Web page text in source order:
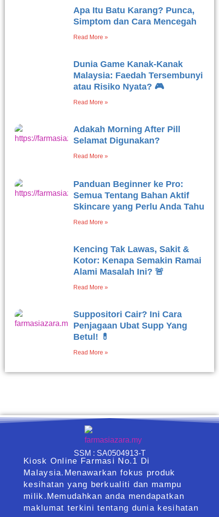
Apa Itu Batu Karang? Punca,
Simptom dan Cara Mencegah
Read More »
Dunia Game Kanak-Kanak
Malaysia: Faedah Tersembunyi
atau Risiko Nyata? 🎮
Read More »
Adakah Morning After Pill
Selamat Digunakan?
Read More »
Panduan Beginner ke Pro:
Semua Tentang Bahan Aktif
Skincare yang Perlu Anda Tahu
Read More »
Kencing Tak Lawas, Sakit &
Kotor: Kenapa Semakin Ramai
Alami Masalah Ini? 🚨
Read More »
Suppositori Cair? Ini Cara
Penjagaan Ubat Supp Yang
Betul! 💊
Read More »
SSM : SA0504913-T
Kiosk Online Farmasi No.1 Di
Malaysia.Menawarkan fokus produk
kesihatan yang berkualiti dan mampu
milik.Memudahkan anda mendapatkan
maklumat terkini tentang dunia kesihatan